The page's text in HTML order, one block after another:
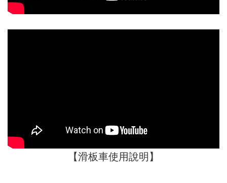
【滑板車使用說明】